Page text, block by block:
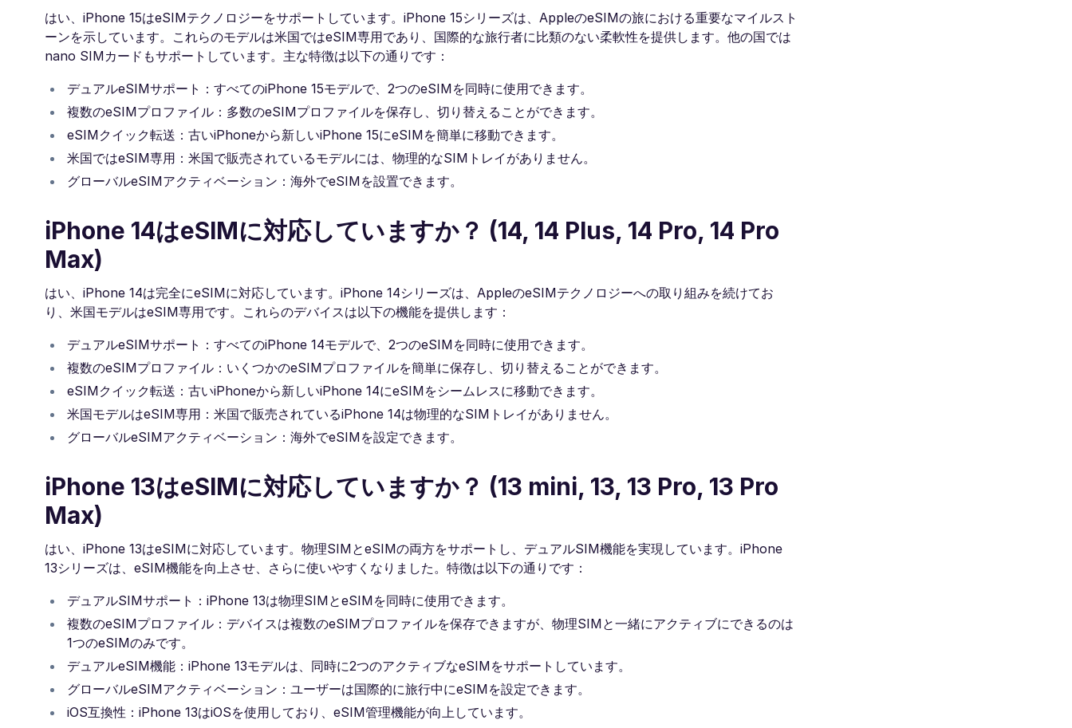
はい、iPhone 15はeSIMテクノロジーをサポートしています。iPhone 15シリーズは、AppleのeSIMの旅における重要なマイルスト
ーンを示しています。これらのモデルは米国ではeSIM専用であり、国際的な旅行者に比類のない柔軟性を提供します。他の国では
nano SIMカードもサポートしています。主な特徴は以下の通りです：
デュアルeSIMサポート：すべてのiPhone 15モデルで、2つのeSIMを同時に使用できます。
複数のeSIMプロファイル：多数のeSIMプロファイルを保存し、切り替えることができます。
eSIMクイック転送：古いiPhoneから新しいiPhone 15にeSIMを簡単に移動できます。
米国ではeSIM専用：米国で販売されているモデルには、物理的なSIMトレイがありません。
グローバルeSIMアクティベーション：海外でeSIMを設置できます。
iPhone 14はeSIMに対応していますか？ (14, 14 Plus, 14 Pro, 14 Pro
Max)
はい、iPhone 14は完全にeSIMに対応しています。iPhone 14シリーズは、AppleのeSIMテクノロジーへの取り組みを続けてお
り、米国モデルはeSIM専用です。これらのデバイスは以下の機能を提供します：
デュアルeSIMサポート：すべてのiPhone 14モデルで、2つのeSIMを同時に使用できます。
複数のeSIMプロファイル：いくつかのeSIMプロファイルを簡単に保存し、切り替えることができます。
eSIMクイック転送：古いiPhoneから新しいiPhone 14にeSIMをシームレスに移動できます。
米国モデルはeSIM専用：米国で販売されているiPhone 14は物理的なSIMトレイがありません。
グローバルeSIMアクティベーション：海外でeSIMを設定できます。
iPhone 13はeSIMに対応していますか？ (13 mini, 13, 13 Pro, 13 Pro
Max)
はい、iPhone 13はeSIMに対応しています。物理SIMとeSIMの両方をサポートし、デュアルSIM機能を実現しています。iPhone
13シリーズは、eSIM機能を向上させ、さらに使いやすくなりました。特徴は以下の通りです：
デュアルSIMサポート：iPhone 13は物理SIMとeSIMを同時に使用できます。
複数のeSIMプロファイル：デバイスは複数のeSIMプロファイルを保存できますが、物理SIMと一緒にアクティブにできるのは
1つのeSIMのみです。
デュアルeSIM機能：iPhone 13モデルは、同時に2つのアクティブなeSIMをサポートしています。
グローバルeSIMアクティベーション：ユーザーは国際的に旅行中にeSIMを設定できます。
iOS互換性：iPhone 13はiOSを使用しており、eSIM管理機能が向上しています。